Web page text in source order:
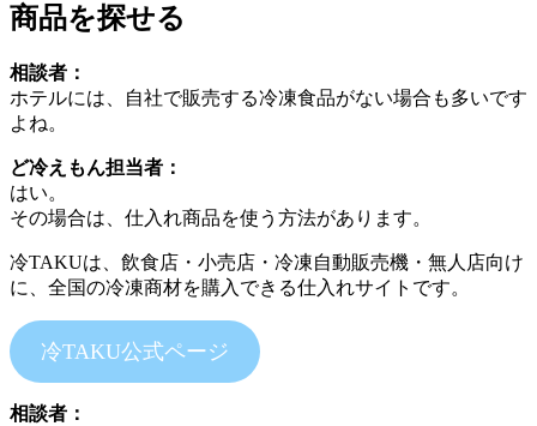
商品を探せる
相談者：
ホテルには、自社で販売する冷凍食品がない場合も多いです
よね。
ど冷えもん担当者：
はい。
その場合は、仕入れ商品を使う方法があります。
冷TAKUは、飲食店・小売店・冷凍自動販売機・無人店向け
に、全国の冷凍商材を購入できる仕入れサイトです。
冷TAKU公式ページ
相談者：